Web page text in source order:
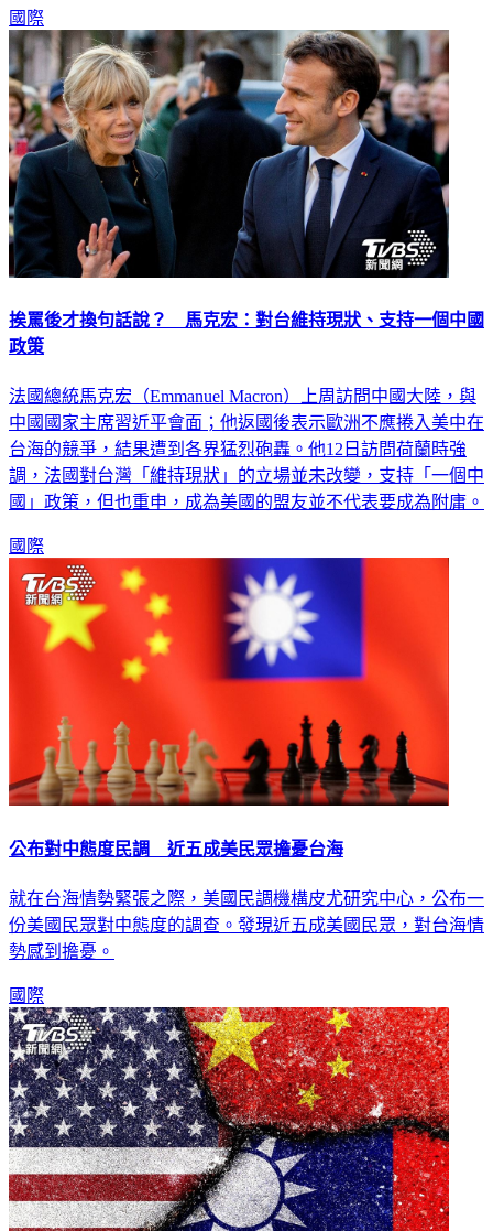
國際
挨罵後才換句話說？ 馬克宏：對台維持現狀、支持一個中國
政策
法國總統馬克宏（Emmanuel Macron）上周訪問中國大陸，與
中國國家主席習近平會面；他返國後表示歐洲不應捲入美中在
台海的競爭，結果遭到各界猛烈砲轟。他12日訪問荷蘭時強
調，法國對台灣「維持現狀」的立場並未改變，支持「一個中
國」政策，但也重申，成為美國的盟友並不代表要成為附庸。
國際
公布對中態度民調 近五成美民眾擔憂台海
就在台海情勢緊張之際，美國民調機構皮尤研究中心，公布一
份美國民眾對中態度的調查。發現近五成美國民眾，對台海情
勢感到擔憂。
國際